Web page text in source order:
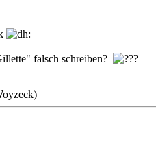
falsch schreiben?